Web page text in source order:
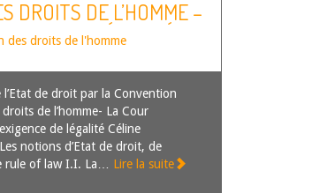
DROITS DE L’HOMME –
DE LÉGALITÉ
des droits de l'homme
de droit par la Convention
de l’homme- La Cour
de légalité Céline
notions d’Etat de droit, de
rule of law I.I. La… Lire la suite